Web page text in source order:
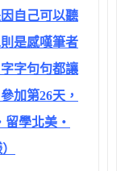
自己可以聽
是感嘆筆者
字句句都讓
加第26天，
學北美‧